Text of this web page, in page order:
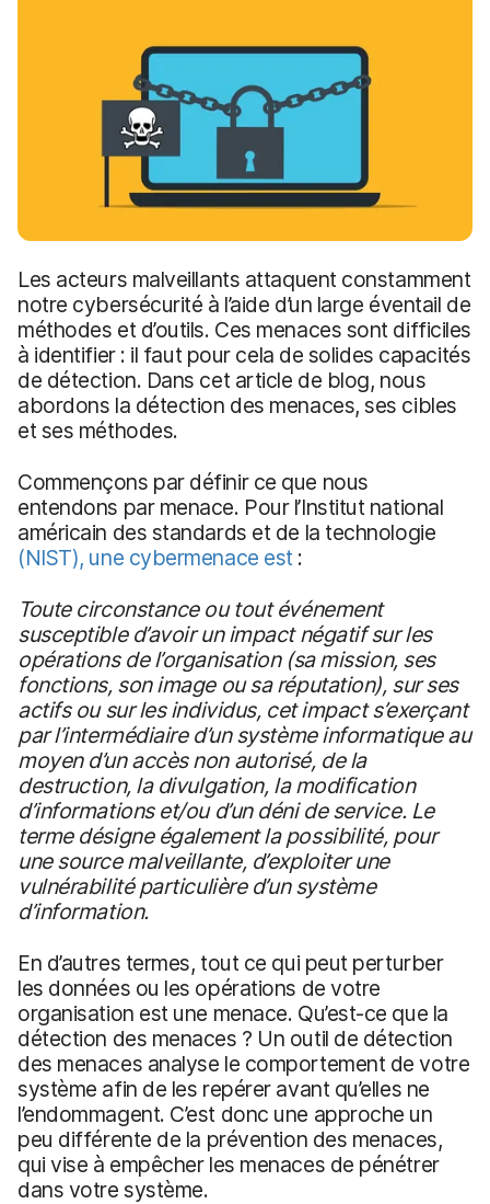
Les acteurs malveillants attaquent constamment
notre cybersécurité à l’aide d’un large éventail de
méthodes et d’outils. Ces menaces sont difficiles
à identifier : il faut pour cela de solides capacités
de détection. Dans cet article de blog, nous
abordons la détection des menaces, ses cibles
et ses méthodes.
Commençons par définir ce que nous
entendons par menace. Pour l’Institut national
américain des standards et de la technologie
(NIST), une cybermenace est :
Toute circonstance ou tout événement
susceptible d’avoir un impact négatif sur les
opérations de l’organisation (sa mission, ses
fonctions, son image ou sa réputation), sur ses
actifs ou sur les individus, cet impact s’exerçant
par l’intermédiaire d’un système informatique au
moyen d’un accès non autorisé, de la
destruction, la divulgation, la modification
d’informations et/ou d’un déni de service. Le
terme désigne également la possibilité, pour
une source malveillante, d’exploiter une
vulnérabilité particulière d’un système
d’information.
En d’autres termes, tout ce qui peut perturber
les données ou les opérations de votre
organisation est une menace. Qu’est-ce que la
détection des menaces ? Un outil de détection
des menaces analyse le comportement de votre
système afin de les repérer avant qu’elles ne
l’endommagent. C’est donc une approche un
peu différente de la prévention des menaces,
qui vise à empêcher les menaces de pénétrer
dans votre système.